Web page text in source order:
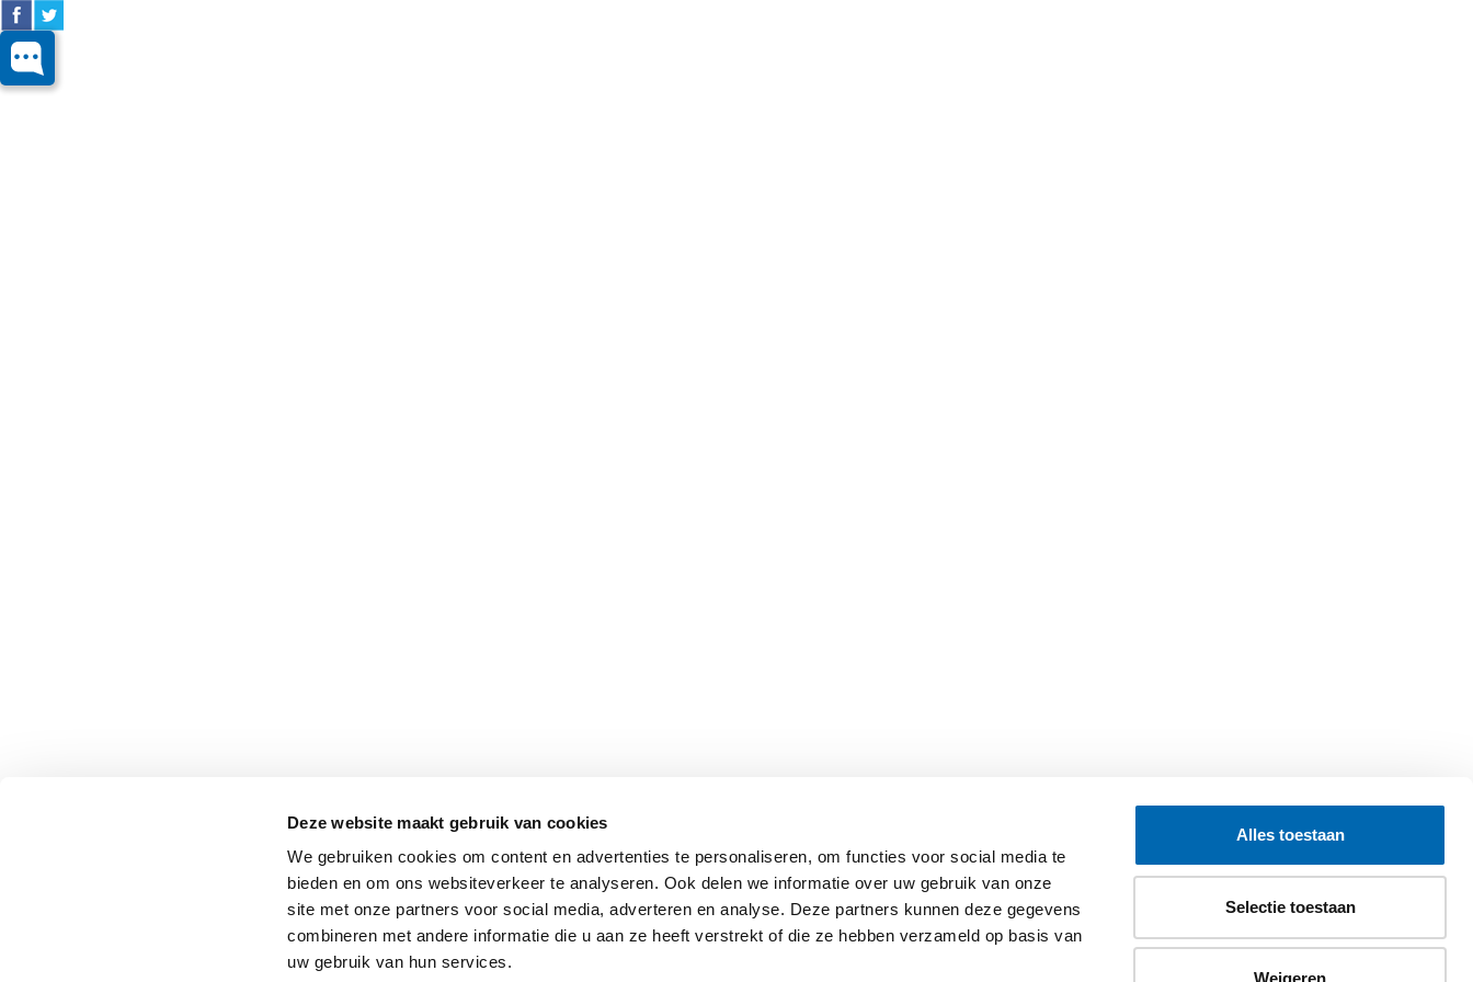
Deze website maakt gebruik van cookies
We gebruiken cookies om content en advertenties te personaliseren, om functies voor social media te
bieden en om ons websiteverkeer te analyseren. Ook delen we informatie over uw gebruik van onze
site met onze partners voor social media, adverteren en analyse. Deze partners kunnen deze gegevens
combineren met andere informatie die u aan ze heeft verstrekt of die ze hebben verzameld op basis van
uw gebruik van hun services.
Alles toestaan
Selectie toestaan
Weigeren